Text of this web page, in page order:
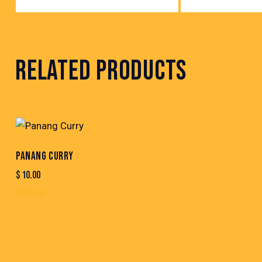
RELATED PRODUCTS
PANANG CURRY
$ 10.00